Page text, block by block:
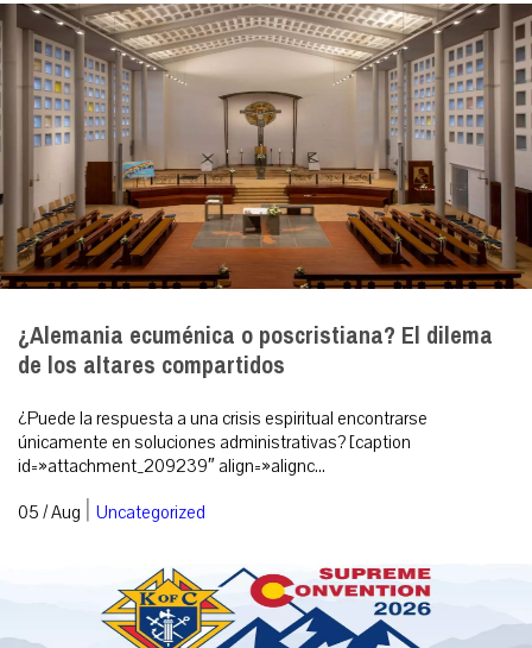
¿Alemania ecuménica o poscristiana? El dilema
de los altares compartidos
¿Puede la respuesta a una crisis espiritual encontrarse
únicamente en soluciones administrativas? [caption
id=»attachment_209239″ align=»alignc...
05 / Aug | Uncategorized